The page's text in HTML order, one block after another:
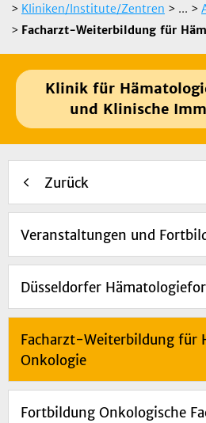
> Kliniken/Institute/Zentren > ... >
> Facharzt-Weiterbildung für
Klinik für
und Klinische
Zurück
Veranstaltungen und
Düsseldorfer
Facharzt-Weiterbildung für
Onkologie
Fortbildung Onkologische